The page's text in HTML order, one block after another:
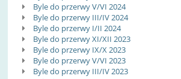
Byle do przerwy V/VI 2024
Byle do przerwy III/IV 2024
Byle do przerwy I/II 2024
Byle do przerwy XI/XII 2023
Byle do przerwy IX/X 2023
Byle do przerwy V/VI 2023
Byle do przerwy III/IV 2023